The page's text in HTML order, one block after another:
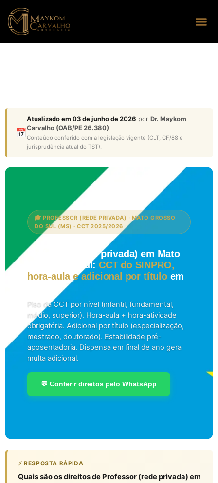
📅
Atualizado em 03 de junho de 2026 por Dr. Maykom
Carvalho (OAB/PE 26.380)
Conteúdo conferido com a legislação vigente (CLT, CF/88 e
jurisprudência atual do TST).
🎓 PROFESSOR (REDE PRIVADA) · MATO GROSSO
DO SUL (MS) · CCT 2025/2026
Professor (rede privada) em Mato
Grosso do Sul:CCT do SINPRO,
hora-aula e adicional por títuloem
Piso da CCT por nível (infantil, fundamental,
médio, superior). Hora-aula + hora-atividade
obrigatória. Adicional por título (especialização,
mestrado, doutorado). Estabilidade pré-
aposentadoria. Dispensa em final de ano gera
multa adicional.
💬 Conferir direitos pelo WhatsApp
⚡ RESPOSTA RÁPIDA
Quais são os direitos de Professor (rede privada) em